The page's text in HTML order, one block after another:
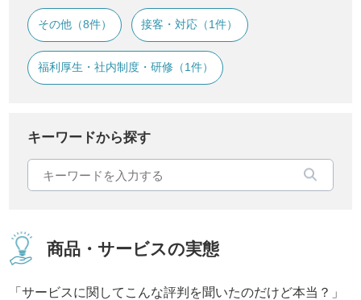
その他（8件） 接客・対応（1件）
福利厚生・社内制度・研修（1件）
キーワードから探す
商品・サービスの実態
「サービスに関してこんな評判を聞いたのだけど本当？」